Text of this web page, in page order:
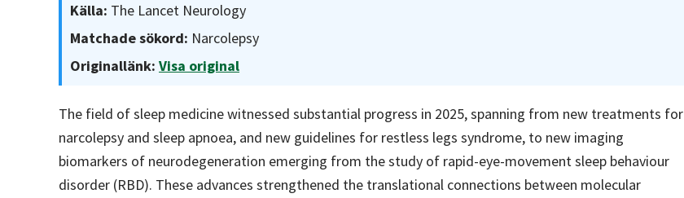
Källa: The Lancet Neurology
Matchade sökord: Narcolepsy
Originallänk: Visa original
The field of sleep medicine witnessed substantial progress in 2025, spanning from new treatments for
narcolepsy and sleep apnoea, and new guidelines for restless legs syndrome, to new imaging
biomarkers of neurodegeneration emerging from the study of rapid-eye-movement sleep behaviour
disorder (RBD). These advances strengthened the translational connections between molecular